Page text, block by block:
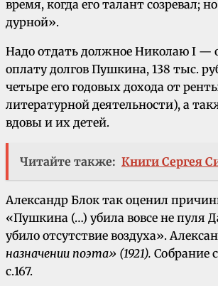
время, когда его талант созревал;
дурной».
Надо отдать должное Николаю I —
оплату долгов Пушкина, 138 тыс.
четыре его годовых дохода от
литературной деятельности), а
вдовы и их детей.
Читайте также: Книги Сергея
Александр Блок так оценил
«Пушкина (…) убила вовсе не пуля
убило отсутствие воздуха».
назначении поэта» (1921). Собрание
с.167.